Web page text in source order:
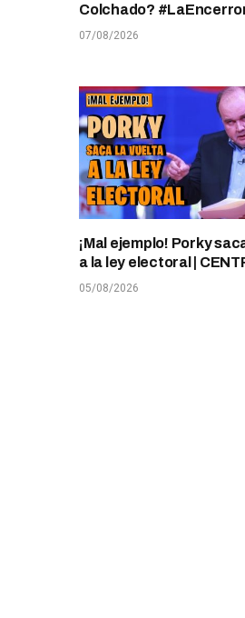
Colchado?
07/08/2026
¡Mal ejemplo! Porky
a la ley electoral |
05/08/2026